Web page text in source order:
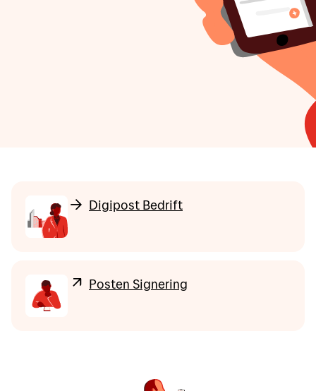
Digipost Bedrift
Posten Signering